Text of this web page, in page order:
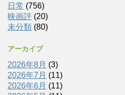
日常 (756)
映画評 (20)
未分類 (80)
アーカイブ
2026年8月 (3)
2026年7月 (11)
2026年6月 (11)